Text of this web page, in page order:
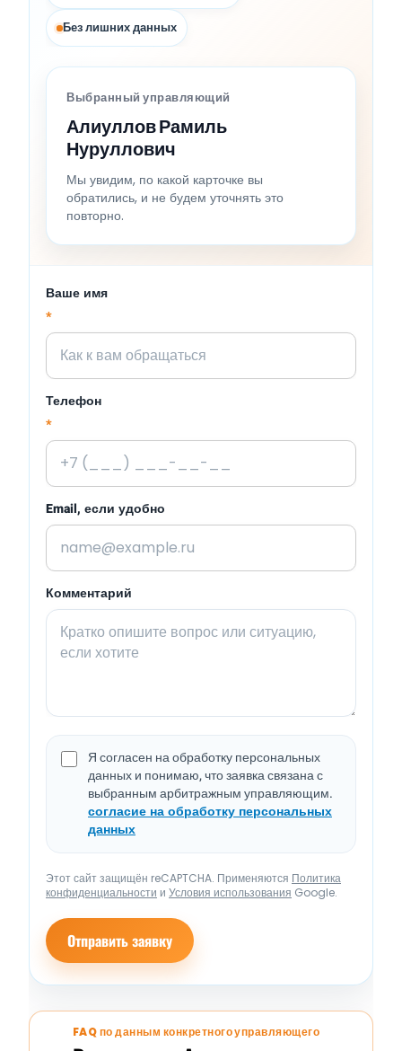
Без лишних данных
Выбранный управляющий
Алиуллов Рамиль
Нуруллович
Мы увидим, по какой карточке вы
обратились, и не будем уточнять это
повторно.
Ваше имя
*
Телефон
*
Email, если удобно
Комментарий
Я согласен на обработку персональных
данных и понимаю, что заявка связана с
выбранным арбитражным управляющим.
согласие на обработку персональных
данных
Этот сайт защищён reCAPTCHA. Применяются Политика
конфиденциальности и Условия использования Google.
Отправить заявку
FAQ по данным конкретного управляющего